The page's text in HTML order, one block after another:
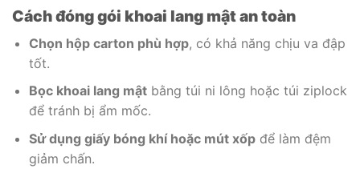
Cách đóng gói khoai lang mật an toàn
Chọn hộp carton phù hợp, có khả năng chịu va đập
tốt.
Bọc khoai lang mậtbằng túi ni lông hoặc túi ziplock
để tránh bị ẩm mốc.
Sử dụng giấy bóng khí hoặc mút xốpđể làm đệm
giảm chấn.